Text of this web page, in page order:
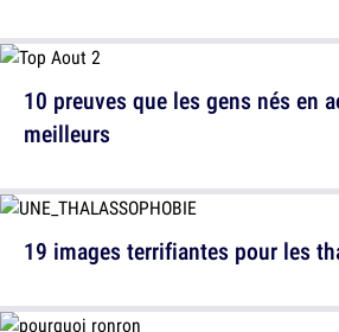
19 images terrifiantes pour les
10 preuves que les gens nés en
meilleurs